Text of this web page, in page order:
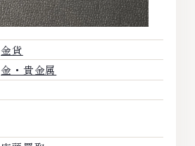
金貨
金・貴金属